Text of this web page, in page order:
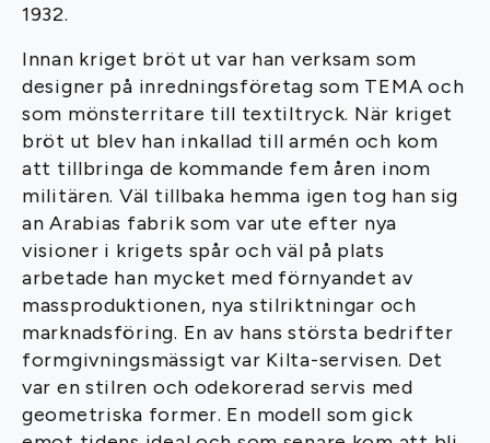
1932.
Innan kriget bröt ut var han verksam som
designer på inredningsföretag som TEMA och
som mönsterritare till textiltryck. När kriget
bröt ut blev han inkallad till armén och kom
att tillbringa de kommande fem åren inom
militären. Väl tillbaka hemma igen tog han sig
an Arabias fabrik som var ute efter nya
visioner i krigets spår och väl på plats
arbetade han mycket med förnyandet av
massproduktionen, nya stilriktningar och
marknadsföring. En av hans största bedrifter
formgivningsmässigt var Kilta-servisen. Det
var en stilren och odekorerad servis med
geometriska former. En modell som gick